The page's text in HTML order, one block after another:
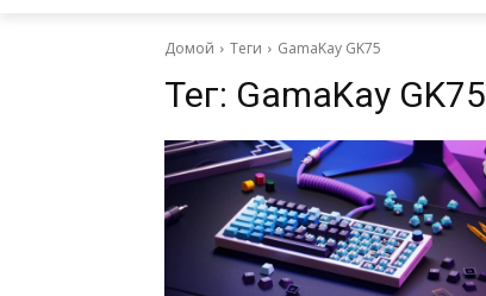
Домой Теги GamaKay GK75
Тег: GamaKay GK75